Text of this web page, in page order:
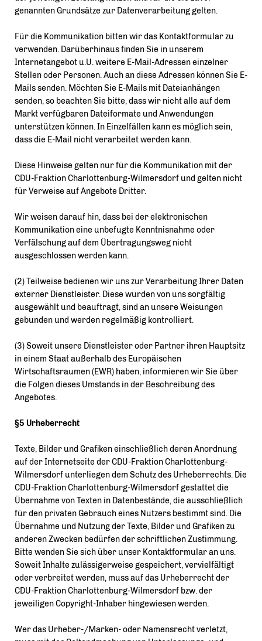
genannten Grundsätze zur Datenverarbeitung gelten.
Für die Kommunikation bitten wir das Kontaktformular zu
verwenden. Darüberhinaus finden Sie in unserem
Internetangebot u.U. weitere E-Mail-Adressen einzelner
Stellen oder Personen. Auch an diese Adressen können Sie E-
Mails senden. Möchten Sie E-Mails mit Dateianhängen
senden, so beachten Sie bitte, dass wir nicht alle auf dem
Markt verfügbaren Dateiformate und Anwendungen
unterstützen können. In Einzelfällen kann es möglich sein,
dass die E-Mail nicht verarbeitet werden kann.
Diese Hinweise gelten nur für die Kommunikation mit der
CDU-Fraktion Charlottenburg-Wilmersdorf und gelten nicht
für Verweise auf Angebote Dritter.
Wir weisen darauf hin, dass bei der elektronischen
Kommunikation eine unbefugte Kenntnisnahme oder
Verfälschung auf dem Übertragungsweg nicht
ausgeschlossen werden kann.
(2) Teilweise bedienen wir uns zur Verarbeitung Ihrer Daten
externer Dienstleister. Diese wurden von uns sorgfältig
ausgewählt und beauftragt, sind an unsere Weisungen
gebunden und werden regelmäßig kontrolliert.
(3) Soweit unsere Dienstleister oder Partner ihren Hauptsitz
in einem Staat außerhalb des Europäischen
Wirtschaftsraumen (EWR) haben, informieren wir Sie über
die Folgen dieses Umstands in der Beschreibung des
Angebotes.
§5 Urheberrecht
Texte, Bilder und Grafiken einschließlich deren Anordnung
auf der Internetseite der CDU-Fraktion Charlottenburg-
Wilmersdorf unterliegen dem Schutz des Urheberrechts. Die
CDU-Fraktion Charlottenburg-Wilmersdorf gestattet die
Übernahme von Texten in Datenbestände, die ausschließlich
für den privaten Gebrauch eines Nutzers bestimmt sind. Die
Übernahme und Nutzung der Texte, Bilder und Grafiken zu
anderen Zwecken bedürfen der schriftlichen Zustimmung.
Bitte wenden Sie sich über unser Kontaktformular an uns.
Soweit Inhalte zulässigerweise gespeichert, vervielfältigt
oder verbreitet werden, muss auf das Urheberrecht der
CDU-Fraktion Charlottenburg-Wilmersdorf bzw. der
jeweiligen Copyright-Inhaber hingewiesen werden.
Wer das Urheber-/Marken- oder Namensrecht verletzt,